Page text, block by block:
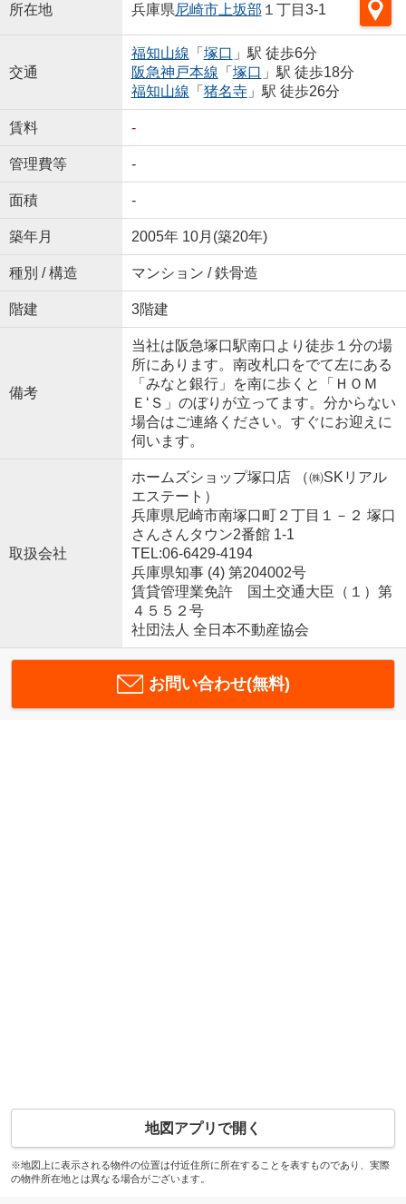
所在地 兵庫県尼崎市上坂部 １丁目3-1
交通
福知山線 「 塚口 」駅 徒歩6分
阪急神戸本線 「 塚口 」駅 徒歩18分
福知山線 「 猪名寺」駅 徒歩26分
賃料 -
管理費等 -
面積 -
築年月 2005年 10月(築20年)
種別 / 構造 マンション / 鉄骨造
階建 3階建
備考
当社は阪急塚口駅南口より徒歩１分の場
所にあります。南改札口をでて左にある
「みなと銀行」を南に歩くと「ＨＯＭ
Ｅ‘Ｓ」のぼりが立ってます。分からない
場合はご連絡ください。すぐにお迎えに
伺います。
取扱会社
ホームズショップ塚口店 （㈱SKリアル
エステート）
兵庫県尼崎市南塚口町２丁目１－２ 塚口
さんさんタウン2番館 1-1
TEL:06-6429-4194
兵庫県知事 (4) 第204002号
賃貸管理業免許 国土交通大臣（１）第
４５５２号
社団法人 全日本不動産協会
お問い合わせ(無料)
地図アプリで開く
※地図上に表示される物件の位置は付近住所に所在することを表すものであり、実際
の物件所在地とは異なる場合がございます。